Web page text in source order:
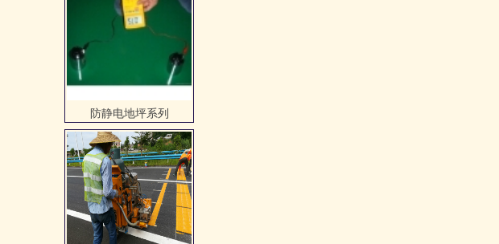
热熔划线施工